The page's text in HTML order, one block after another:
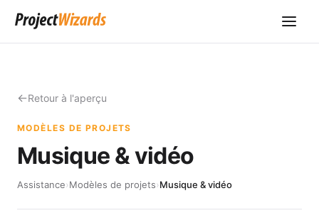
Retour à l'aperçu
MODÈLES DE PROJETS
Musique & vidéo
Assistance›Modèles de projets›Musique & vidéo